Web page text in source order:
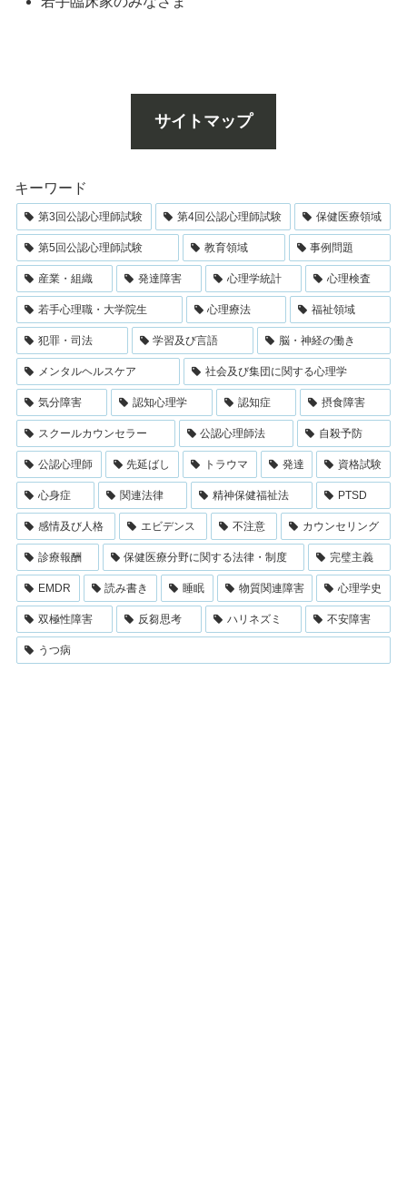
サイトマップ
キーワード
第3回公認心理師試験 第4回公認心理師試験 保健医療領域
第5回公認心理師試験 教育領域 事例問題
産業・組織 発達障害 心理学統計 心理検査
若手心理職・大学院生 心理療法 福祉領域
犯罪・司法 学習及び言語 脳・神経の働き
メンタルヘルスケア 社会及び集団に関する心理学
気分障害 認知心理学 認知症 摂食障害
スクールカウンセラー 公認心理師法 自殺予防
公認心理師 先延ばし トラウマ 発達 資格試験
心身症 関連法律 精神保健福祉法 PTSD
感情及び人格 エビデンス 不注意 カウンセリング
診療報酬 保健医療分野に関する法律・制度 完璧主義
EMDR 読み書き 睡眠 物質関連障害 心理学史
双極性障害 反芻思考 ハリネズミ 不安障害
うつ病